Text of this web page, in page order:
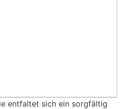
entfaltet sich ein sorgfältig